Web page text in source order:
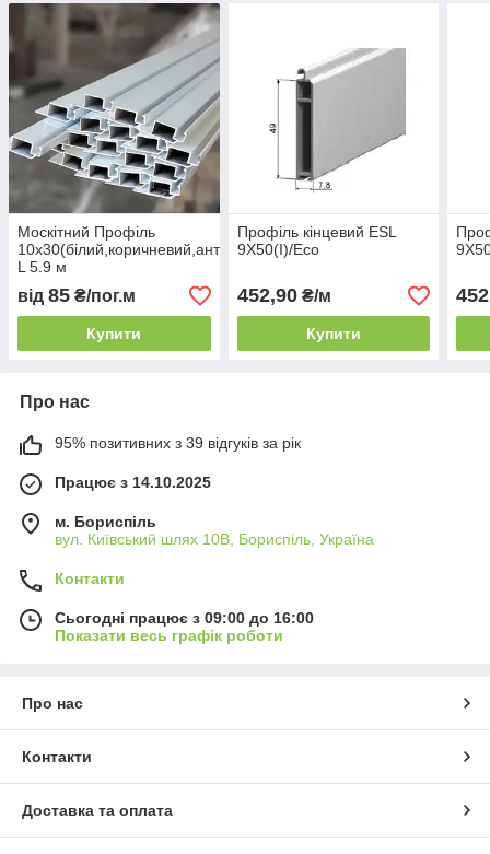
Москітний Профіль
10х30(білий,коричневий,антрацит,зол.дуб)
L 5.9 м
від 85 ₴/пог.м
Купити
Профіль кінцевий ESL
9Х50(I)/Eco
452,90₴/м
Купити
Про нас
95% позитивних з 39 відгуків за рік
Працює з 14.10.2025
м. Бориспіль
вул. Київський шлях 10В, Бориспіль, Україна
Контакти
Сьогодні працює з 09:00 до 16:00
Показати весь графік роботи
Про нас
Контакти
Доставка та оплата